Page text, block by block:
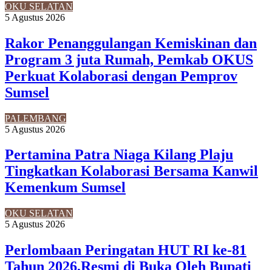
OKU SELATAN
5 Agustus 2026
Rakor Penanggulangan Kemiskinan dan
Program 3 juta Rumah, Pemkab OKUS
Perkuat Kolaborasi dengan Pemprov
Sumsel
PALEMBANG
5 Agustus 2026
Pertamina Patra Niaga Kilang Plaju
Tingkatkan Kolaborasi Bersama Kanwil
Kemenkum Sumsel
OKU SELATAN
5 Agustus 2026
Perlombaan Peringatan HUT RI ke-81
Tahun 2026,Resmi di Buka Oleh Bupati